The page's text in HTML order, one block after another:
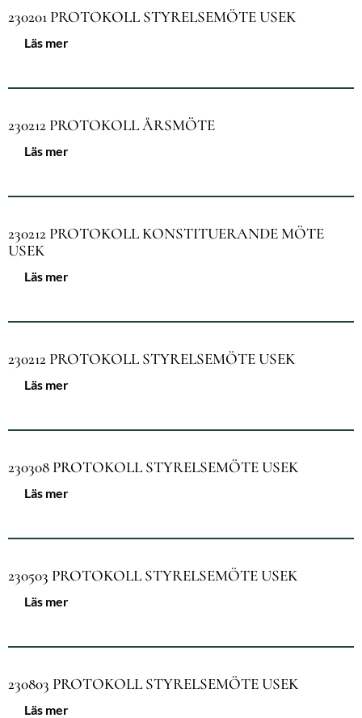
230201 PROTOKOLL STYRELSEMÖTE USEK
Läs mer
230212 PROTOKOLL ÅRSMÖTE
Läs mer
230212 PROTOKOLL KONSTITUERANDE MÖTE
USEK
Läs mer
230212 PROTOKOLL STYRELSEMÖTE USEK
Läs mer
230308 PROTOKOLL STYRELSEMÖTE USEK
Läs mer
230503 PROTOKOLL STYRELSEMÖTE USEK
Läs mer
230803 PROTOKOLL STYRELSEMÖTE USEK
Läs mer